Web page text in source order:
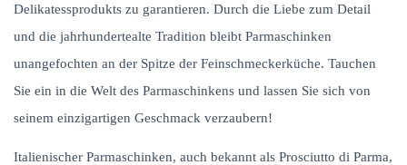
Delikatessprodukts zu garantieren. Durch die Liebe zum Detail
und die jahrhundertealte Tradition bleibt Parmaschinken
unangefochten an der Spitze der Feinschmeckerküche. Tauchen
Sie ein in die Welt des Parmaschinkens und lassen Sie sich von
seinem einzigartigen Geschmack verzaubern!
Italienischer Parmaschinken, auch bekannt als Prosciutto di Parma,